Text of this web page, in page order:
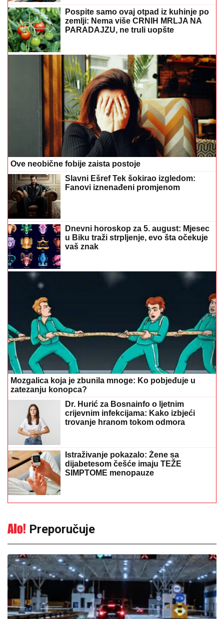
Pospite samo ovaj otpad iz kuhinje po
zemlji: Nema više CRNIH MRLJA NA
PARADAJZU, ne truli uopšte
Ove neobične fobije zaista postoje
Slavni Ešref Tek šokirao izgledom:
Fanovi iznenađeni promjenom
Dnevni horoskop za 5. august: Mjesec
u Biku traži strpljenje, evo šta očekuje
vaš znak
Mozgalica koja je zbunila mnoge: Ko pobjeđuje u
zatezanju konopca?
Dr. Hurić za Bosnainfo o ljetnim
crijevnim infekcijama: Kako izbjeći
trovanje hranom tokom odmora
Istraživanje pokazalo: Žene sa
dijabetesom češće imaju TEŽE
SIMPTOME menopauze
Preporučuje